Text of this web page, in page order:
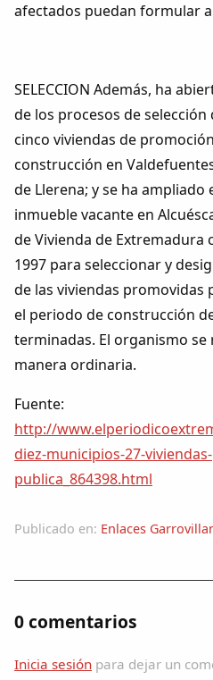
Modo oscuro
afectados puedan formular
SELECCION Además, ha
de los procesos de
cinco viviendas de
construcción en
de Llerena; y se ha ampliado
inmueble vacante en
de Vivienda de Extremadura
1997 para seleccionar y
de las viviendas
el periodo de construcción
terminadas. El organismo
manera ordinaria.
Fuente:
http://
diez-municipios-27-
publica_864398.html
Publicado en: Enlaces
0 comentarios
Inicia sesión para dejar un